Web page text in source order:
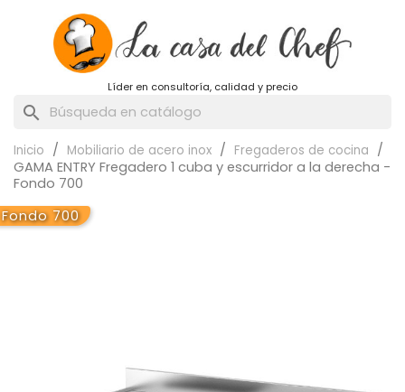
Líder en consultoría, calidad y precio
search
Inicio Mobiliario de acero inox Fregaderos de cocina
GAMA ENTRY Fregadero 1 cuba y escurridor a la derecha -
Fondo 700
Fondo 700